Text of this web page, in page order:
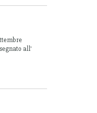
all'